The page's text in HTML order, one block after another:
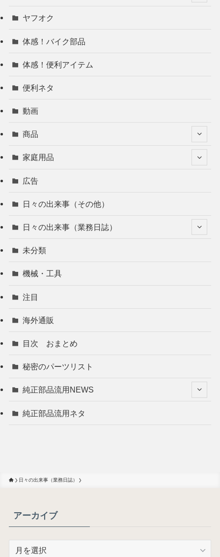
ヤフオク
体感！バイク部品
体感！便利アイテム
便利ネタ
動画
商品
家庭用品
広告
日々の出来事（その他）
日々の出来事（業務日誌）
未分類
機械・工具
注目
海外通販
目次 おまとめ
秘密のパーツリスト
純正部品流用NEWS
純正部品流用ネタ
日々の出来事（業務日誌）
アーカイブ